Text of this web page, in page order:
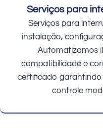
Serviços para
Serviços para
instalação,
Automatizamos
compatibilidade e
certificado
controle